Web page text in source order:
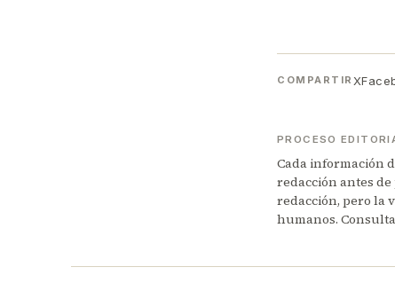
COMPARTIR X
PROCESO
Cada información
redacción antes
redacción, pero la
humanos.